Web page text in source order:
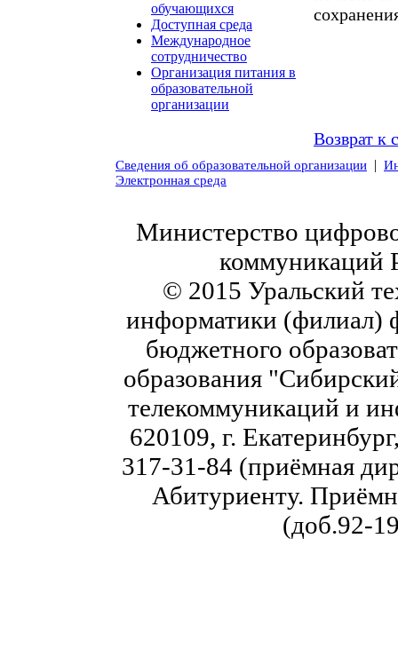
обучающихся
Доступная среда
Международное
сотрудничество
Организация питания в
образовательной
организации
Возврат к
Сведения об образовательной организации |
Электронная среда
Министерство
коммуникаций
© 2015 Уральский
информатики (филиал)
бюджетного
образования
телекоммуникаций и
620109, г.
317-31-84 (приёмная
Абитуриенту.
(доб.92-